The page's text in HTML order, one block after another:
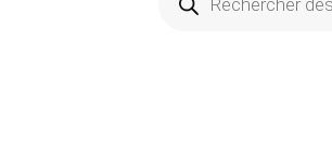
produits